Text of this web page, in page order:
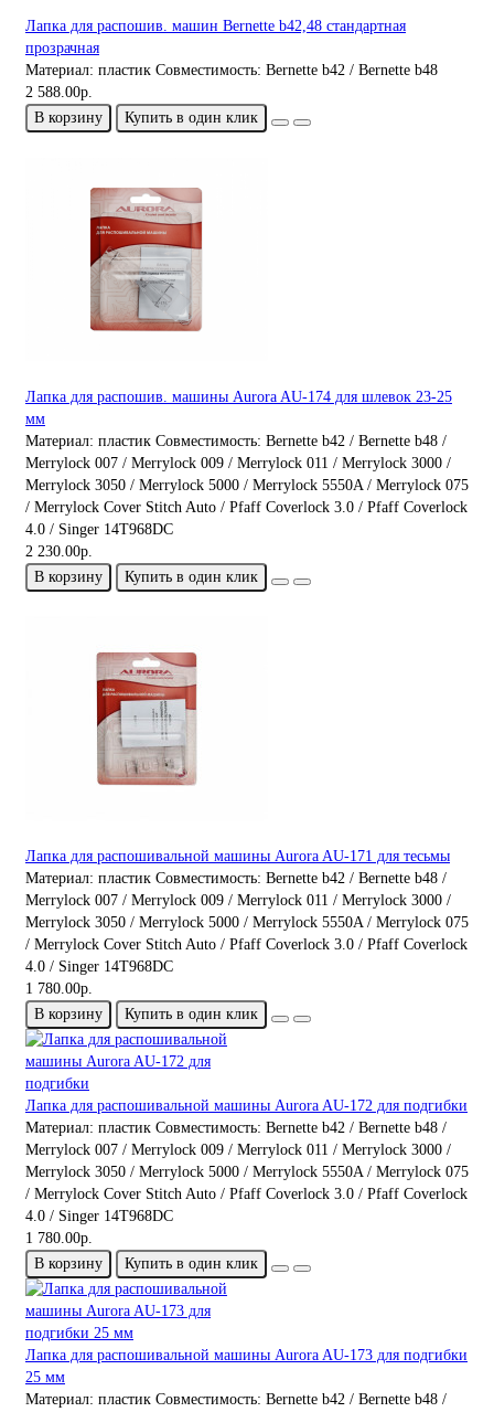
Лапка для распошив. машин Bernette b42,48 стандартная
прозрачная
Материал: пластик Совместимость: Bernette b42 / Bernette b48
2 588.00р.
В корзину
Купить в один клик
Лапка для распошив. машины Aurora AU-174 для шлевок 23-25
мм
Материал: пластик Совместимость: Bernette b42 / Bernette b48 /
Merrylock 007 / Merrylock 009 / Merrylock 011 / Merrylock 3000 /
Merrylock 3050 / Merrylock 5000 / Merrylock 5550A / Merrylock 075
/ Merrylock Cover Stitch Auto / Pfaff Coverlock 3.0 / Pfaff Coverlock
4.0 / Singer 14T968DC
2 230.00р.
В корзину
Купить в один клик
Лапка для распошивальной машины Aurora AU-171 для тесьмы
Материал: пластик Совместимость: Bernette b42 / Bernette b48 /
Merrylock 007 / Merrylock 009 / Merrylock 011 / Merrylock 3000 /
Merrylock 3050 / Merrylock 5000 / Merrylock 5550A / Merrylock 075
/ Merrylock Cover Stitch Auto / Pfaff Coverlock 3.0 / Pfaff Coverlock
4.0 / Singer 14T968DC
1 780.00р.
В корзину
Купить в один клик
Лапка для распошивальной машины Aurora AU-172 для подгибки
Материал: пластик Совместимость: Bernette b42 / Bernette b48 /
Merrylock 007 / Merrylock 009 / Merrylock 011 / Merrylock 3000 /
Merrylock 3050 / Merrylock 5000 / Merrylock 5550A / Merrylock 075
/ Merrylock Cover Stitch Auto / Pfaff Coverlock 3.0 / Pfaff Coverlock
4.0 / Singer 14T968DC
1 780.00р.
В корзину
Купить в один клик
Лапка для распошивальной машины Aurora AU-173 для подгибки
25 мм
Материал: пластик Совместимость: Bernette b42 / Bernette b48 /